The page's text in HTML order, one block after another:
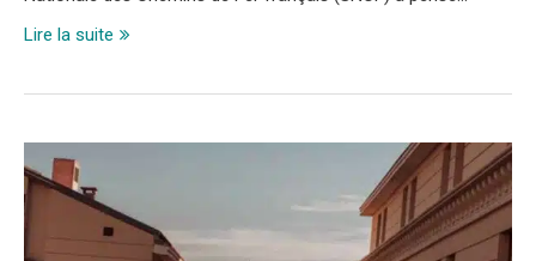
Lire la suite